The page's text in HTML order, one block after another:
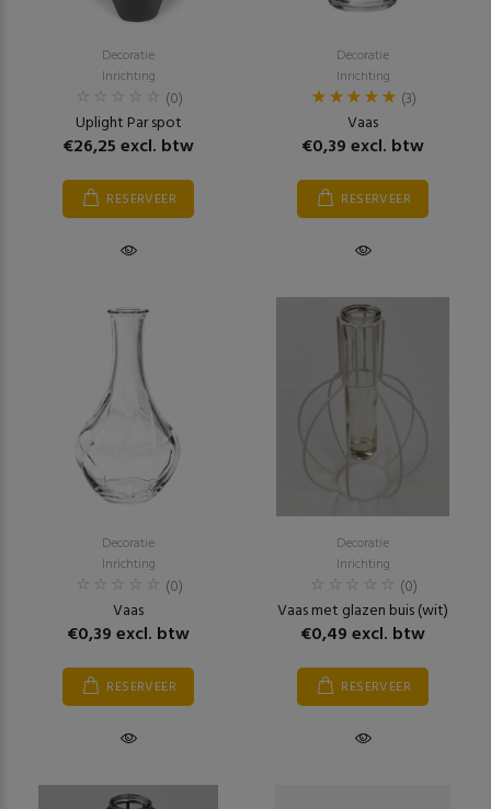
Decoratie
Inrichting
(0)
Uplight Par spot
€26,25 excl. btw
RESERVEER
Decoratie
Inrichting
(3)
Vaas
€0,39 excl. btw
RESERVEER
Decoratie
Inrichting
(0)
Vaas
€0,39 excl. btw
RESERVEER
Decoratie
Inrichting
(0)
Vaas met glazen buis (wit)
€0,49 excl. btw
RESERVEER